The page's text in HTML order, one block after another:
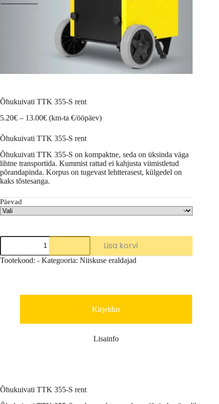
Õhukuivati TTK 355-S rent
5.20€ – 13.00€Hinnavahemik:
kuni
13.00€
(km-ta €/ööpäev)
Õhukuivati TTK 355-S rent
Õhukuivati TTK 355-S on kompaktne, seda on üksinda väga
lihtne transportida. Kummist rattad ei kahjusta viimistletud
põrandapinda. Korpus on tugevast lehtterasest, külgedel on
kaks tõstesanga.
Päevad
Õhukuivati
355-
S
Lisa korvi
Tootekood: - Kategooria: Niiskuse eraldajad
Kirjeldus
Lisainfo
Õhukuivati TTK 355-S rent